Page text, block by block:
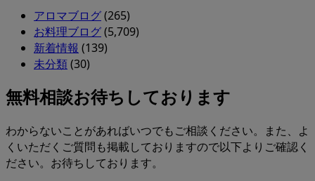
アロマブログ(265)
お料理ブログ(5,709)
新着情報 (139)
未分類(30)
無料相談お待ちしております
わからないことがあればいつでもご相談ください。また、よ
くいただくご質問も掲載しておりますので以下よりご確認く
ださい。お待ちしております。